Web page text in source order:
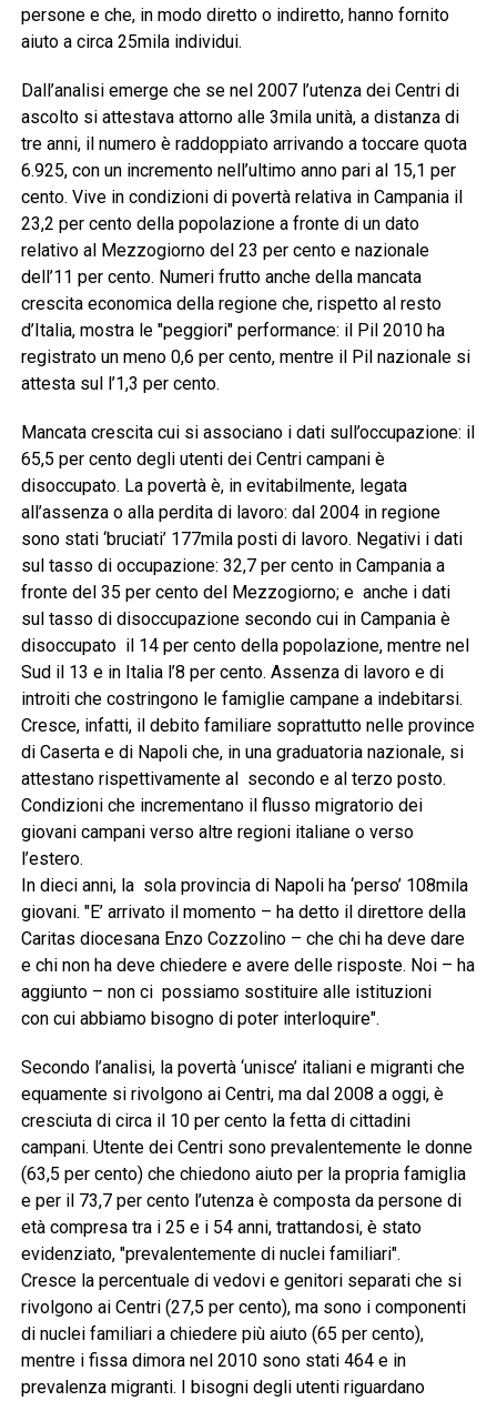
persone e che, in modo diretto o indiretto, hanno fornito
aiuto a circa 25mila individui.
Dall’analisi emerge che se nel 2007 l’utenza dei Centri di
ascolto si attestava attorno alle 3mila unità, a distanza di
tre anni, il numero è raddoppiato arrivando a toccare quota
6.925, con un incremento nell’ultimo anno pari al 15,1 per
cento. Vive in condizioni di povertà relativa in Campania il
23,2 per cento della popolazione a fronte di un dato
relativo al Mezzogiorno del 23 per cento e nazionale
dell’11 per cento. Numeri frutto anche della mancata
crescita economica della regione che, rispetto al resto
d’Italia, mostra le "peggiori" performance: il Pil 2010 ha
registrato un meno 0,6 per cento, mentre il Pil nazionale si
attesta sul l’1,3 per cento.
Mancata crescita cui si associano i dati sull’occupazione: il
65,5 per cento degli utenti dei Centri campani è
disoccupato. La povertà è, in evitabilmente, legata
all’assenza o alla perdita di lavoro: dal 2004 in regione
sono stati ‘bruciati’ 177mila posti di lavoro. Negativi i dati
sul tasso di occupazione: 32,7 per cento in Campania a
fronte del 35 per cento del Mezzogiorno; e anche i dati
sul tasso di disoccupazione secondo cui in Campania è
disoccupato il 14 per cento della popolazione, mentre nel
Sud il 13 e in Italia l’8 per cento. Assenza di lavoro e di
introiti che costringono le famiglie campane a indebitarsi.
Cresce, infatti, il debito familiare soprattutto nelle province
di Caserta e di Napoli che, in una graduatoria nazionale, si
attestano rispettivamente al secondo e al terzo posto.
Condizioni che incrementano il flusso migratorio dei
giovani campani verso altre regioni italiane o verso
l’estero.
In dieci anni, la sola provincia di Napoli ha ‘perso’ 108mila
giovani. "E’ arrivato il momento – ha detto il direttore della
Caritas diocesana Enzo Cozzolino – che chi ha deve dare
e chi non ha deve chiedere e avere delle risposte. Noi – ha
aggiunto – non ci possiamo sostituire alle istituzioni
con cui abbiamo bisogno di poter interloquire".
Secondo l’analisi, la povertà ‘unisce’ italiani e migranti che
equamente si rivolgono ai Centri, ma dal 2008 a oggi, è
cresciuta di circa il 10 per cento la fetta di cittadini
campani. Utente dei Centri sono prevalentemente le donne
(63,5 per cento) che chiedono aiuto per la propria famiglia
e per il 73,7 per cento l’utenza è composta da persone di
età compresa tra i 25 e i 54 anni, trattandosi, è stato
evidenziato, "prevalentemente di nuclei familiari".
Cresce la percentuale di vedovi e genitori separati che si
rivolgono ai Centri (27,5 per cento), ma sono i componenti
di nuclei familiari a chiedere più aiuto (65 per cento),
mentre i fissa dimora nel 2010 sono stati 464 e in
prevalenza migranti. I bisogni degli utenti riguardano